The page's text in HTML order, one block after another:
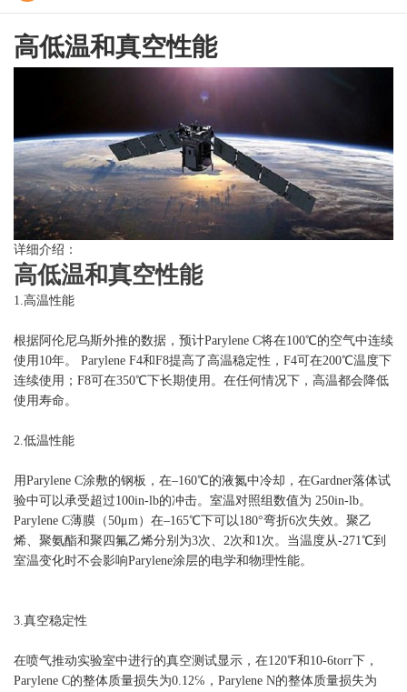
高低温和真空性能
详细介绍：
高低温和真空性能
1.高温性能
根据阿伦尼乌斯外推的数据，预计Parylene C将在100℃的空气中连续
使用10年。 Parylene F4和F8提高了高温稳定性，F4可在200℃温度下
连续使用；F8可在350℃下长期使用。在任何情况下，高温都会降低
使用寿命。
2.低温性能
用Parylene C涂敷的钢板，在–160℃的液氮中冷却，在Gardner落体试
验中可以承受超过100in-lb的冲击。室温对照组数值为 250in-lb。
Parylene C薄膜（50μm）在–165℃下可以180°弯折6次失效。聚乙
烯、聚氨酯和聚四氟乙烯分别为3次、2次和1次。当温度从-271℃到
室温变化时不会影响Parylene涂层的电学和物理性能。
3.真空稳定性
在喷气推动实验室中进行的真空测试显示，在120℉和10-6torr下，
Parylene C的整体质量损失为0.12℅，Parylene N的整体质量损失为